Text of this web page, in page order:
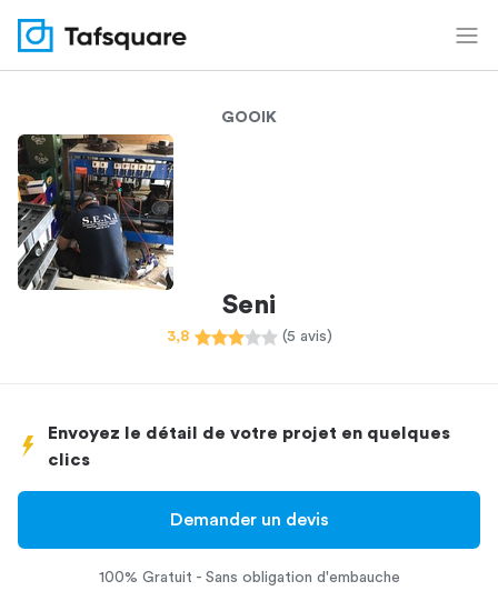
GOOIK
Seni
3,8 (5 avis)
Envoyez le détail de votre projet en quelques
clics
Demander un devis
100% Gratuit - Sans obligation d'embauche